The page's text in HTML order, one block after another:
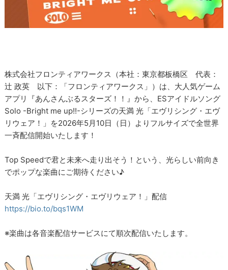
株式会社フロンティアワークス（本社：東京都板橋区 代表：
辻 政英 以下：「フロンティアワークス」）は、大人気ゲーム
アプリ『あんさんぶるスターズ！！』から、ESアイドルソング
Solo -Bright me up!!-シリーズの天満 光「エヴリシング・エヴ
リウェア！」を2026年5月10日（日）よりフルサイズで全世界
一斉配信開始いたします！
Top Speedで君と未来へ走り出そう！という、光らしい前向き
でポップな楽曲にご期待ください♪
天満 光「エヴリシング・エヴリウェア！」配信
https://bio.to/bqs1WM
※楽曲は各音楽配信サービスにて順次配信いたします。